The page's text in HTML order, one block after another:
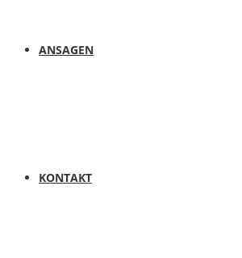
ANSAGEN
KONTAKT